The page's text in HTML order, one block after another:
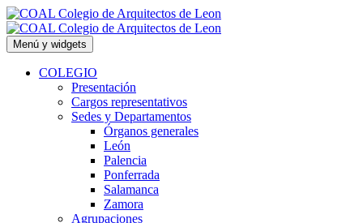
Saltar
al
contenido
Menú y widgets
COLEGIO
Presentación
Cargos representativos
Sedes y Departamentos
Órganos generales
León
Palencia
Ponferrada
Salamanca
Zamora
Agrupaciones